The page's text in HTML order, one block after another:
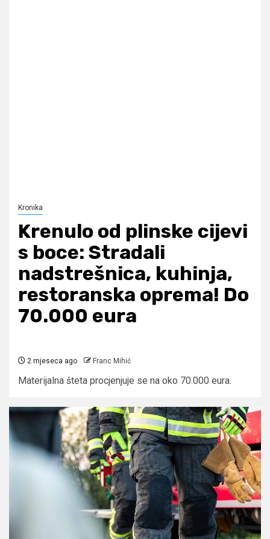
Kronika
Krenulo od plinske cijevi
s boce: Stradali
nadstrešnica, kuhinja,
restoranska oprema! Do
70.000 eura
2 mjeseca ago Franc Mihić
Materijalna šteta procjenjuje se na oko 70.000 eura.